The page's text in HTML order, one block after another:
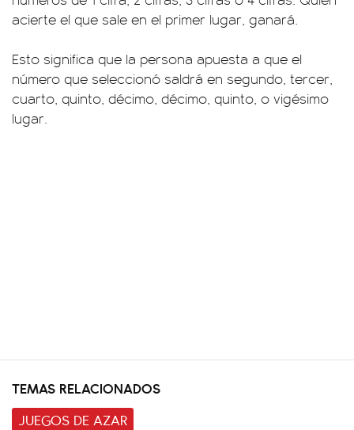
acierte el que sale en el primer lugar, ganará.
Esto significa que la persona apuesta a que el
número que seleccionó saldrá en segundo, tercer,
cuarto, quinto, décimo, décimo, quinto, o vigésimo
lugar.
TEMAS RELACIONADOS
JUEGOS DE AZAR